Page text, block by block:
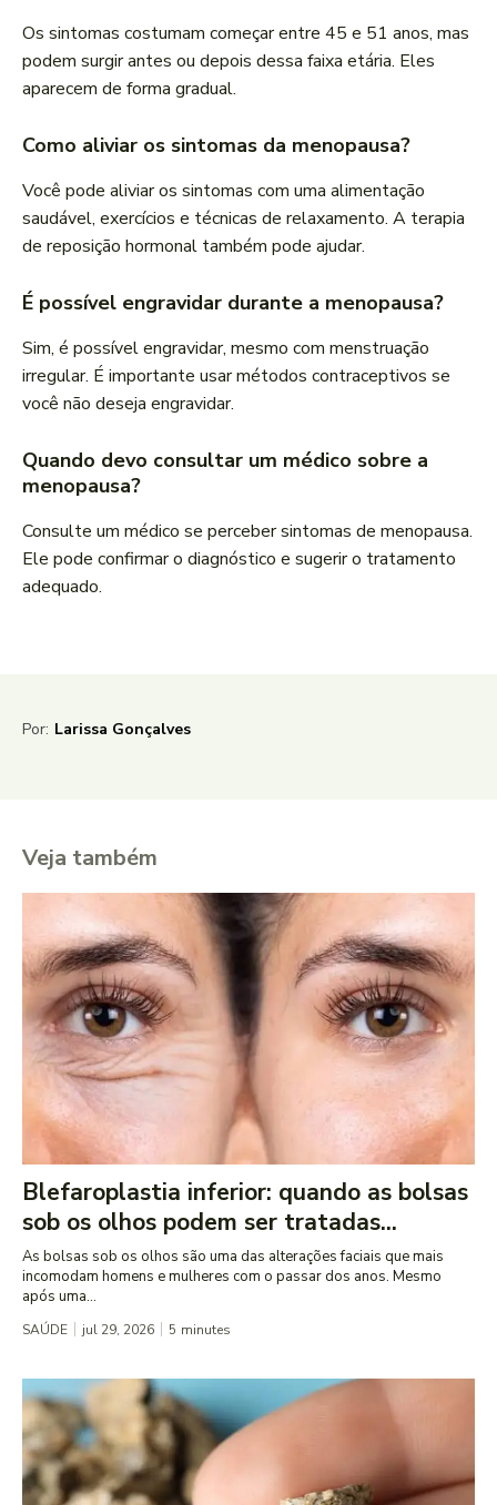
Os sintomas costumam começar entre 45 e 51 anos, mas
podem surgir antes ou depois dessa faixa etária. Eles
aparecem de forma gradual.
Como aliviar os sintomas da menopausa?
Você pode aliviar os sintomas com uma alimentação
saudável, exercícios e técnicas de relaxamento. A terapia
de reposição hormonal também pode ajudar.
É possível engravidar durante a menopausa?
Sim, é possível engravidar, mesmo com menstruação
irregular. É importante usar métodos contraceptivos se
você não deseja engravidar.
Quando devo consultar um médico sobre a
menopausa?
Consulte um médico se perceber sintomas de menopausa.
Ele pode confirmar o diagnóstico e sugerir o tratamento
adequado.
Por: Larissa Gonçalves
Veja também
Blefaroplastia inferior: quando as bolsas
sob os olhos podem ser tratadas...
As bolsas sob os olhos são uma das alterações faciais que mais
incomodam homens e mulheres com o passar dos anos. Mesmo
após uma...
SAÚDE jul 29, 2026 5 minutes